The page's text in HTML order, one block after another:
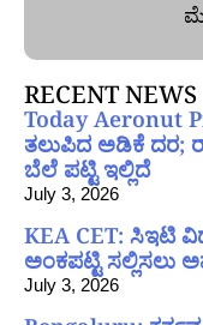
RECENT NEWS
Today Aeronut
ತಲುಪಿದ ಅಡಿಕೆ ದರ;
ಬೆಲೆ ಪಟ್ಟಿ ಇಲ್ಲಿದೆ
July 3, 2026
KEA CET: ಸಿಇಟಿ
ಅಂಕಪಟ್ಟಿ ಸಲ್ಲಿಸಲು
July 3, 2026